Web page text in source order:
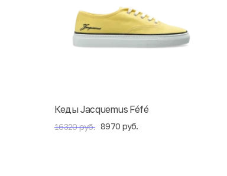
Кеды Jacquemus Féfé
16320 руб. 8970 руб.